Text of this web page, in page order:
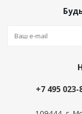
+7 495 023-